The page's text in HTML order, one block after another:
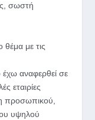
σωστή
θέμα με τις
αναφερθεί σε
εταιρίες
προσωπικού,
υψηλού